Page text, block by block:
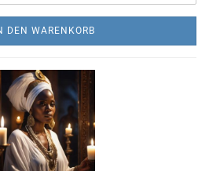
DEN WARENKORB